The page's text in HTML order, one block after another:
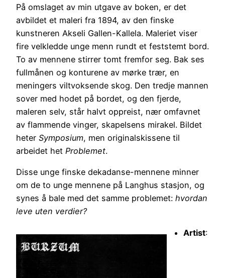
På omslaget av min utgave av boken, er det
avbildet et maleri fra 1894, av den finske
kunstneren Akseli Gallen-Kallela. Maleriet viser
fire velkledde unge menn rundt et feststemt bord.
To av mennene stirrer tomt fremfor seg. Bak ses
fullmånen og konturene av mørke trær, en
meningers viltvoksende skog. Den tredje mannen
sover med hodet på bordet, og den fjerde,
maleren selv, står halvt oppreist, nær omfavnet
av flammende vinger, skapelsens mirakel. Bildet
heter Symposium, men originalskissene til
arbeidet het Problemet.
Disse unge finske dekadanse-mennene minner
om de to unge mennene på Langhus stasjon, og
synes å bale med det samme problemet: hvordan
leve uten verdier?
Artist: